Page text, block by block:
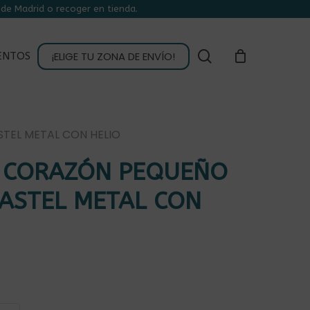
Madrid o recoger en tienda.
¡ELIGE TU ZONA DE ENVÍO! buscar
METAL CON HELIO
PEQUEÑO
METAL CON